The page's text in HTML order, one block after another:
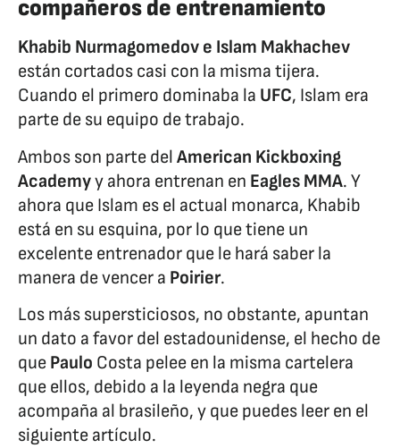
compañeros de entrenamiento
Khabib Nurmagomedov e Islam Makhachev
están cortados casi con la misma tijera.
Cuando el primero dominaba la UFC, Islam era
parte de su equipo de trabajo.
Ambos son parte del American Kickboxing
Academyy ahora entrenan en Eagles MMA. Y
ahora que Islam es el actual monarca, Khabib
está en su esquina, por lo que tiene un
excelente entrenador que le hará saber la
manera de vencer a Poirier.
Los más supersticiosos, no obstante, apuntan
un dato a favor del estadounidense, el hecho de
que Paulo Costa pelee en la misma cartelera
que ellos, debido a la leyenda negra que
acompaña al brasileño, y que puedes leer en el
siguiente artículo.